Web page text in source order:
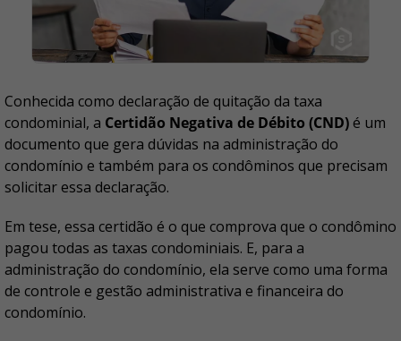
Conhecida como declaração de quitação da taxa
condominial, a Certidão Negativa de Débito (CND)é um
documento que gera dúvidas na administração do
condomínio e também para os condôminos que precisam
solicitar essa declaração.
Em tese, essa certidão é o que comprova que o condômino
pagou todas as taxas condominiais. E, para a
administração do condomínio, ela serve como uma forma
de controle e gestão administrativa e financeira do
condomínio.